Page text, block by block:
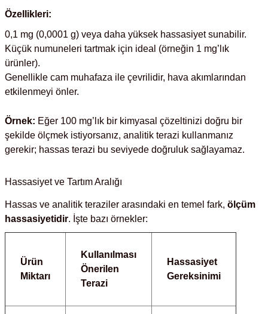
Buz Yapma Makineleri
Öğütücü ve Mikserler
Özellikleri:
0,1 mg (0,0001 g) veya daha yüksek hassasiyet sunabilir.
Küçük numuneleri tartmak için ideal (örneğin 1 mg’lık
ürünler).
Genellikle cam muhafaza ile çevrilidir, hava akımlarından
etkilenmeyi önler.
Örnek: Eğer 100 mg’lık bir kimyasal çözeltinizi doğru bir
şekilde ölçmek istiyorsanız, analitik terazi kullanmanız
gerekir; hassas terazi bu seviyede doğruluk sağlayamaz.
Hassasiyet ve Tartım Aralığı
Hassas ve analitik teraziler arasındaki en temel fark, ölçüm
hassasiyetidir. İşte bazı örnekler:
Ürün
Miktarı
Kullanılması
Önerilen
Terazi
Hassasiyet
Gereksinimi